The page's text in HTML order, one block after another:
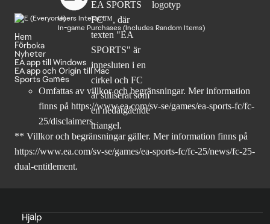
Users Interact
In-game Purchases (Includes Random Items)
Hem
Förboka
Nyheter
EA app till Windows
EA app och Origin till Mac
Sports Games
Omfattas av villkor och begränsningar. Mer information
finns på https://www.ea.com/sv-se/games/ea-sports-fc/fc-
25/disclaimers.
** Villkor och begränsningar gäller. Mer information finns på
https://www.ea.com/sv-se/games/ea-sports-fc/fc-25/news/fc-25-
dual-entitlement.
Hjälp